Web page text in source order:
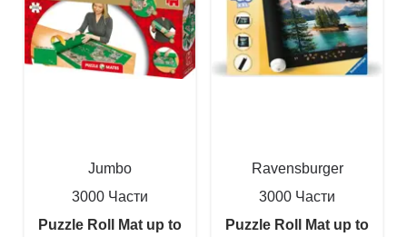
Jumbo
3000 Части
Puzzle Roll Mat up to
Ravensburger
3000 Части
Puzzle Roll Mat up to